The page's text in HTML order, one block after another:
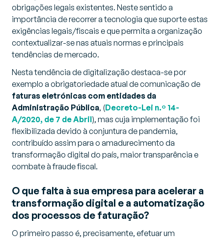
obrigações legais existentes. Neste sentido a
importância de recorrer a tecnologia que suporte estas
exigências legais/fiscais e que permita a organização
contextualizar-se nas atuais normas e principais
tendências de mercado.
Nesta tendência de digitalização destaca-se por
exemplo a obrigatoriedade atual de comunicação de
faturas eletrónicas com entidades da
Administração Pública, (Decreto-Lei n.º 14-
A/2020, de 7 de Abril), mas cuja implementação foi
flexibilizada devido à conjuntura de pandemia,
contribuído assim para o amadurecimento da
transformação digital do país, maior transparência e
combate à fraude fiscal.
O que falta à sua empresa para acelerar a
transformação digital e a automatização
dos processos de faturação?
O primeiro passo é, precisamente, efetuar um